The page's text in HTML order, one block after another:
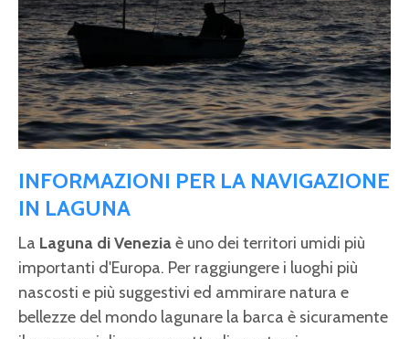
INFORMAZIONI PER LA NAVIGAZIONE
IN LAGUNA
La Laguna di Veneziaè uno dei territori umidi più
importanti d'Europa. Per raggiungere i luoghi più
nascosti e più suggestivi ed ammirare natura e
bellezze del mondo lagunare la barca è sicuramente